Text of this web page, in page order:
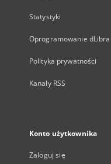
Statystyki
Oprogramowanie dLibra
Polityka prywatności
Kanały RSS
Konto użytkownika
Zaloguj się